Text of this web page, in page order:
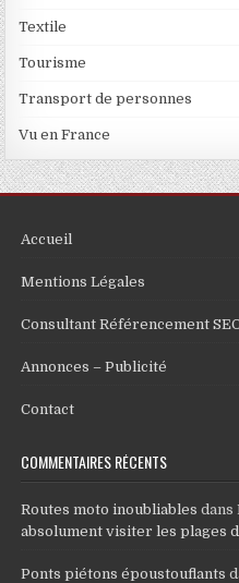
Textile
Tourisme
Transport de personnes
Vu en France
Accueil
Mentions Légales
Consultant Référencement
Annonces – Publicité
Contact
COMMENTAIRES RÉCENTS
Routes moto inoubliables dans
absolument visiter les plages
Ponts piétons époustouflants